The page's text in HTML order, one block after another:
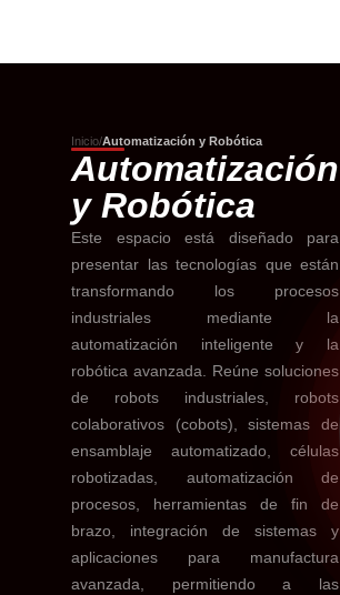
Inicio/Automatización y Robótica
Automatización
y Robótica
Este espacio está diseñado para
presentar las tecnologías que están
transformando los procesos
industriales mediante la
automatización inteligente y la
robótica avanzada. Reúne soluciones
de robots industriales, robots
colaborativos (cobots), sistemas de
ensamblaje automatizado, células
robotizadas, automatización de
procesos, herramientas de fin de
brazo, integración de sistemas y
aplicaciones para manufactura
avanzada, permitiendo a las